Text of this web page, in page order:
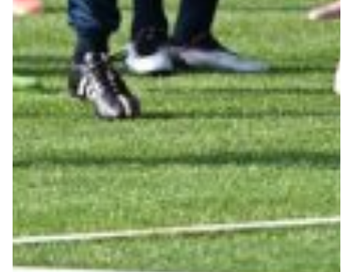
Caffè Boasi x Genoa
Helan x Genoa
Isolani x Genoa
Gift Card Online Store
Fortissimo batte il mio cuor